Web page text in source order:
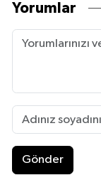
Yorumlar
Gönder